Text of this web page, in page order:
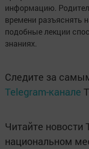
информацию.
времени разъяснять
подобные лекции
знаниях.
Следите за
Telegram-канале
Читайте новости
национальном